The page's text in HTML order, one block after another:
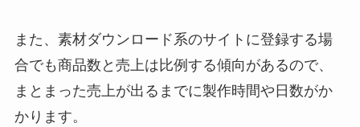
また、素材ダウンロード系のサイトに登録する場
合でも商品数と売上は比例する傾向があるので、
まとまった売上が出るまでに製作時間や日数がか
かります。